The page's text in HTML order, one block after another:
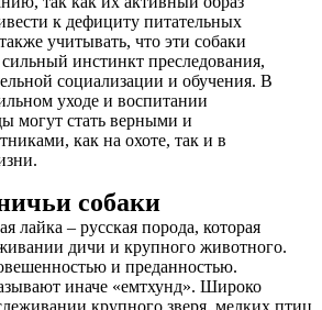
к дефициту питательных
учитывать, что эти собаки
инстинкт преследования,
социализации и обучения. В
уходе и воспитании
могут стать верными и
как на охоте, так и в
собаки
лайка – русская порода, которая
дичи и крупного животного.
и преданностью.
иначе «емтхунд». Широко
крупного зверя, мелких птиц